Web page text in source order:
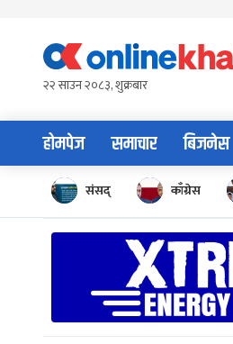
content२२ साउन २०८३, शुक्रबार
होमपेज समाचार बिजनेस
संसद् काँग्रेस